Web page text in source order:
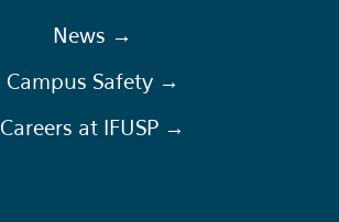
News →
Campus Safety →
Careers at IFUSP →